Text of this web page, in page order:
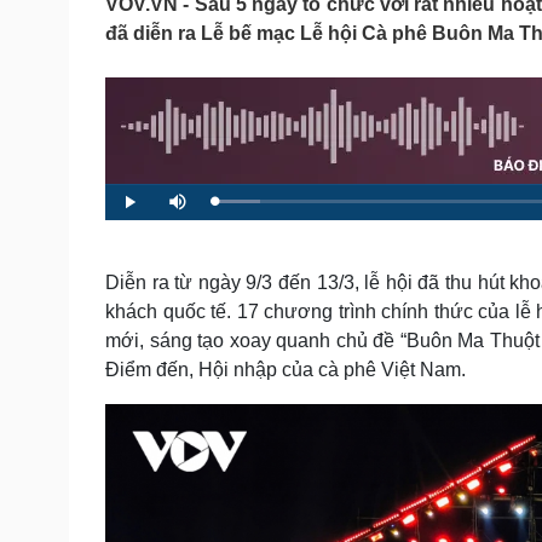
Tin nóng
Tư vấn luật
Việt Nam
Phân tích
Sức khỏe
Cây thuốc
Sản phụ khoa
Làm đẹp - giảm cân
Phòng mạch online
Ăn sạch sống khỏe
Đời sống
Blog
VOV.VN - Sau 5 ngày tổ chức với rất nhiều
đã diễn ra Lễ bế mạc Lễ hội Cà phê Buôn Ma
P
l
M
u
L
o
:
5
.
4
%
Diễn ra từ ngày 9/3 đến 13/3, lễ hội đã thu hút
khách quốc tế. 17 chương trình chính thức của
mới, sáng tạo xoay quanh chủ đề “Buôn Ma
Điểm đến, Hội nhập của cà phê Việt Nam.